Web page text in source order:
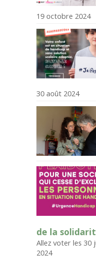
19 octobre 2024
30 août 2024
de la
Allez voter les 30
2024